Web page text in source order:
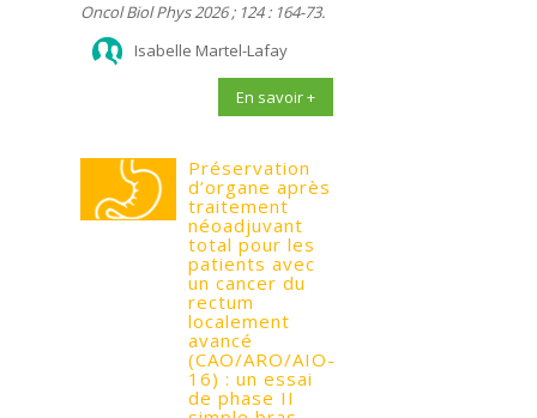
Oncol Biol Phys 2026 ; 124 : 164-73.
Isabelle Martel-Lafay
En savoir +
Préservation
d’organe après
traitement
néoadjuvant
total pour les
patients avec
un cancer du
rectum
localement
avancé
(CAO/ARO/AIO-
16) : un essai
de phase II